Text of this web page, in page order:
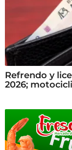
Refrendo y
2026;